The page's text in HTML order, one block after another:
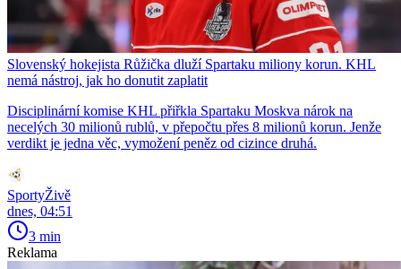
Slovenský hokejista Růžička dluží Spartaku miliony korun. KHL
nemá nástroj, jak ho donutit zaplatit
Disciplinární komise KHL přiřkla Spartaku Moskva nárok na
necelých 30 milionů rublů, v přepočtu přes 8 milionů korun. Jenže
verdikt je jedna věc, vymožení peněz od cizince druhá.
SportyŽivě
dnes, 04:51
3 min
Reklama